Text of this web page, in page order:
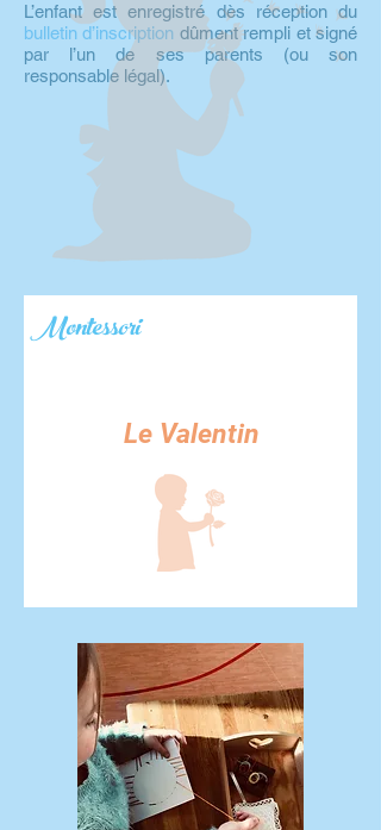
L’enfant est enregistré dès réception du
bulletin d’inscription dûment rempli et signé
par l’un de ses parents (ou son
responsable légal).
Montessori
Le Valentin